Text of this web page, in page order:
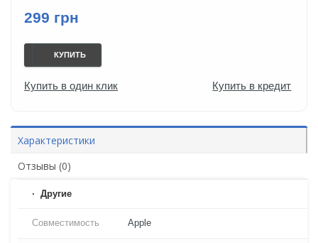
299 грн
КУПИТЬ
Купить в один клик Купить в кредит
Характеристики
Отзывы (0)
Другие
Совместимость Apple